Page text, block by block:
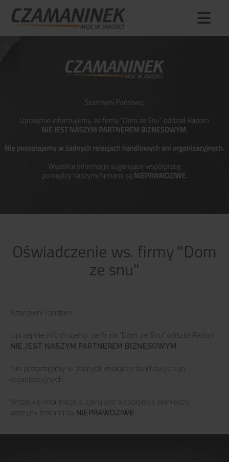
Oświadczenie ws. firmy "Dom
ze snu"
Szanowni Panstwo,
Uprzejmie informujemy, że firma "Dom ze Snu" oddział Radom
NIE JEST NASZYM PARTNEREM BIZNESOWYM
Nie pozostajemy w żadnych relacjach handlowych ani
organizacyjnych.
Wszelkie informacje sugerujące współpracę pomiędzy
naszymi firmami są NIEPRAWDZIWE